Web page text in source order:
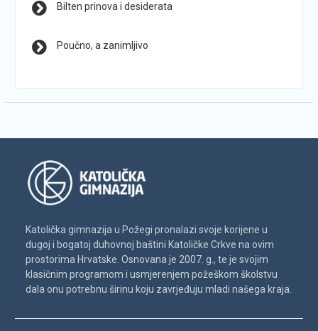
Bilten prinova i desiderata
Poučno, a zanimljivo
Katolička gimnazija u Požegi pronalazi svoje korijene u
dugoj i bogatoj duhovnoj baštini Katoličke Crkve na ovim
prostorima Hrvatske. Osnovana je 2007. g., te je svojim
klasičnim programom i usmjerenjem požeškom školstvu
dala onu potrebnu širinu koju zavrjeđuju mladi našega kraja.